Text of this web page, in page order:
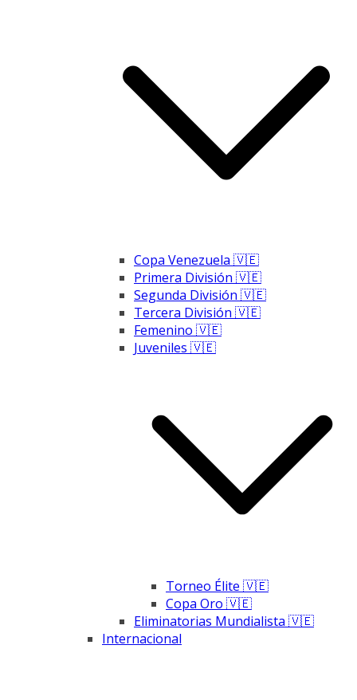
Copa Venezuela 🇻🇪
Primera División 🇻🇪
Segunda División 🇻🇪
Tercera División 🇻🇪
Femenino 🇻🇪
Juveniles 🇻🇪
Torneo Élite 🇻🇪
Copa Oro 🇻🇪
Eliminatorias Mundialista 🇻🇪
Internacional